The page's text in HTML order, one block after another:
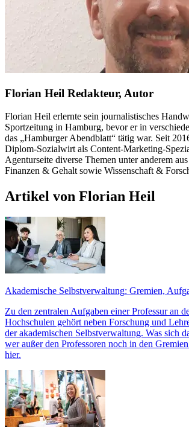
Florian Heil Redakteur, Autor
Florian Heil erlernte sein journalistisches
Sportzeitung in Hamburg, bevor er in
das „Hamburger Abendblatt“ tätig war. Seit
Diplom-Sozialwirt als Content-Marketing-
Agenturseite diverse Themen unter anderem
Finanzen & Gehalt sowie Wissenschaft &
Artikel von Florian Heil
Akademische Selbstverwaltung: Gremien,
Zu den zentralen Aufgaben einer Professur an
Hochschulen gehört neben Forschung und
der akademischen Selbstverwaltung. Was sich
wer außer den Professoren noch in den
hier.